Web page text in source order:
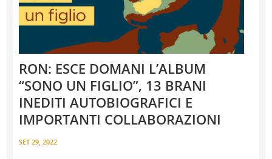
RON: ESCE DOMANI L’ALBUM
“SONO UN FIGLIO”, 13 BRANI
INEDITI AUTOBIOGRAFICI E
IMPORTANTI COLLABORAZIONI
SET 29, 2022